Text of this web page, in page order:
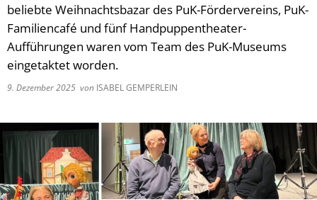
beliebte Weihnachtsbazar des PuK-Fördervereins, PuK-
Familiencafé und fünf Handpuppentheater-
Aufführungen waren vom Team des PuK-Museums
eingetaktet worden.
9. Dezember 2025 von ISABEL GEMPERLEIN